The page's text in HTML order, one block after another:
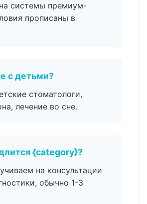
системы премиум-
прописаны в
с детьми?
стоматологи,
лечение во сне.
{category}?
на консультации
обычно 1-3